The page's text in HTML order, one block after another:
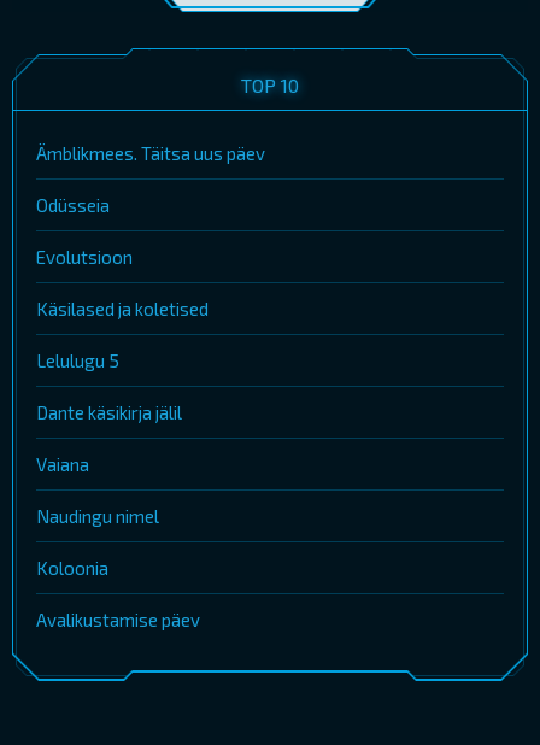
TOP 10
Ämblikmees. Täitsa uus päev
Odüsseia
Evolutsioon
Käsilased ja koletised
Lelulugu 5
Dante käsikirja jälil
Vaiana
Naudingu nimel
Koloonia
Avalikustamise päev